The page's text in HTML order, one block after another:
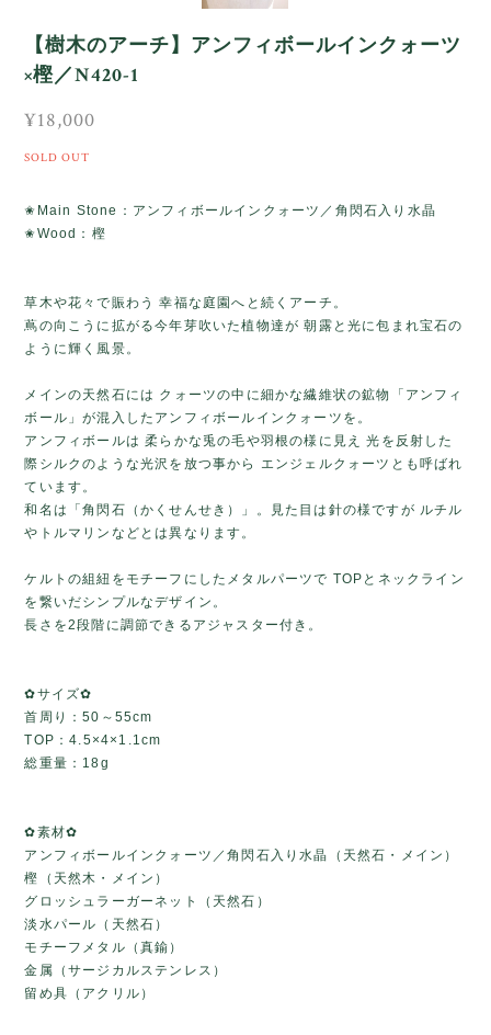
【樹木のアーチ】アンフィボールインクォーツ
×樫／N420-1
¥18,000
SOLD OUT
✬Main Stone：アンフィボールインクォーツ／角閃石入り水晶
✬Wood：樫
草木や花々で賑わう 幸福な庭園へと続くアーチ。
蔦の向こうに拡がる今年芽吹いた植物達が 朝露と光に包まれ宝石の
ように輝く風景。
メインの天然石には クォーツの中に細かな繊維状の鉱物「アンフィ
ボール」が混入したアンフィボールインクォーツを。
アンフィボールは 柔らかな兎の毛や羽根の様に見え 光を反射した
際シルクのような光沢を放つ事から エンジェルクォーツとも呼ばれ
ています。
和名は「角閃石（かくせんせき）」。見た目は針の様ですが ルチル
やトルマリンなどとは異なります。
ケルトの組紐をモチーフにしたメタルパーツで TOPとネックライン
を繋いだシンプルなデザイン。
長さを2段階に調節できるアジャスター付き。
✿サイズ✿
首周り：50～55cm
TOP：4.5×4×1.1cm
総重量：18g
✿素材✿
アンフィボールインクォーツ／角閃石入り水晶（天然石・メイン）
樫（天然木・メイン）
グロッシュラーガーネット（天然石）
淡水パール（天然石）
モチーフメタル（真鍮）
金属（サージカルステンレス）
留め具（アクリル）